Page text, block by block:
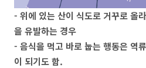
- 위에 있는 산이 식도로 거꾸로 올
을 유발하는 경우
- 음식을 먹고 바로 눕는 행동은 역
이 되기도 함.